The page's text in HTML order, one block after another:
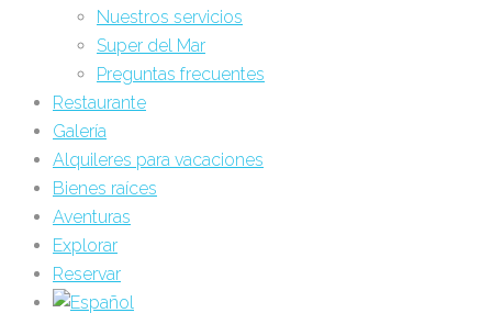
Nuestros servicios
Super del Mar
Preguntas frecuentes
Restaurante
Galería
Alquileres para vacaciones
Bienes raíces
Aventuras
Explorar
Reservar